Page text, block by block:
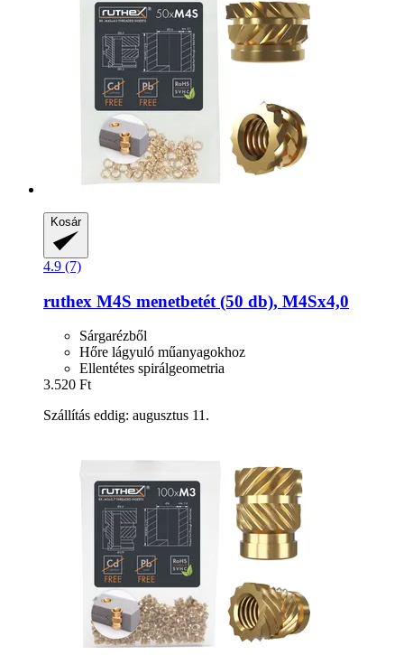
Kosár
4.9 (7)
ruthex M4S menetbetét (50 db), M4Sx4,0
Sárgarézből
Hőre lágyuló műanyagokhoz
Ellentétes spirálgeometria
3.520 Ft
Szállítás eddig: augusztus 11.